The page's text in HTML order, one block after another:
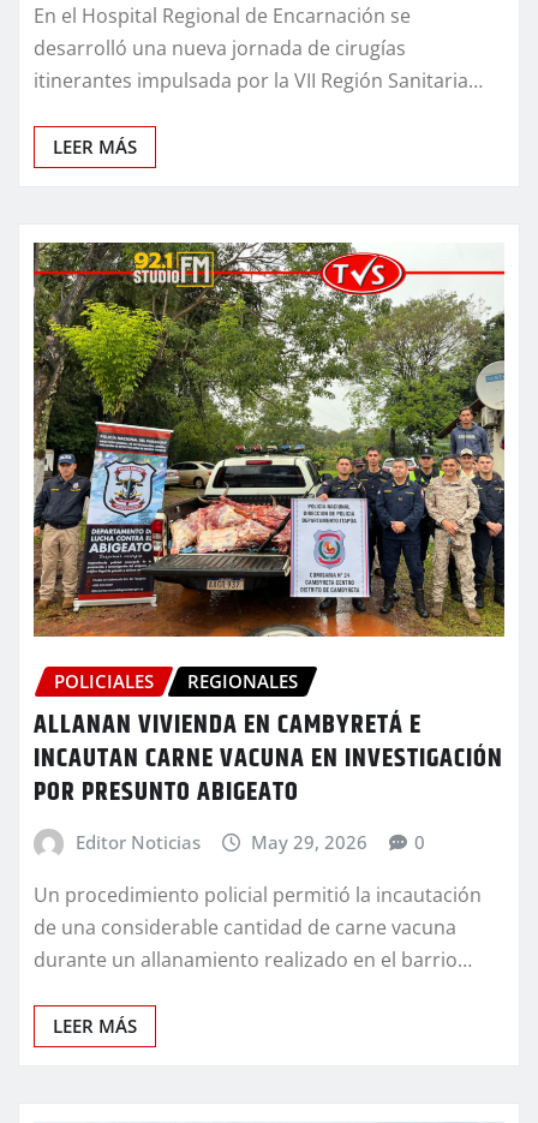
En el Hospital Regional de Encarnación se
desarrolló una nueva jornada de cirugías
itinerantes impulsada por la VII Región Sanitaria…
LEER MÁS
POLICIALES REGIONALES
ALLANAN VIVIENDA EN CAMBYRETÁ E
INCAUTAN CARNE VACUNA EN INVESTIGACIÓN
POR PRESUNTO ABIGEATO
Editor Noticias May 29, 2026 0
Un procedimiento policial permitió la incautación
de una considerable cantidad de carne vacuna
durante un allanamiento realizado en el barrio…
LEER MÁS